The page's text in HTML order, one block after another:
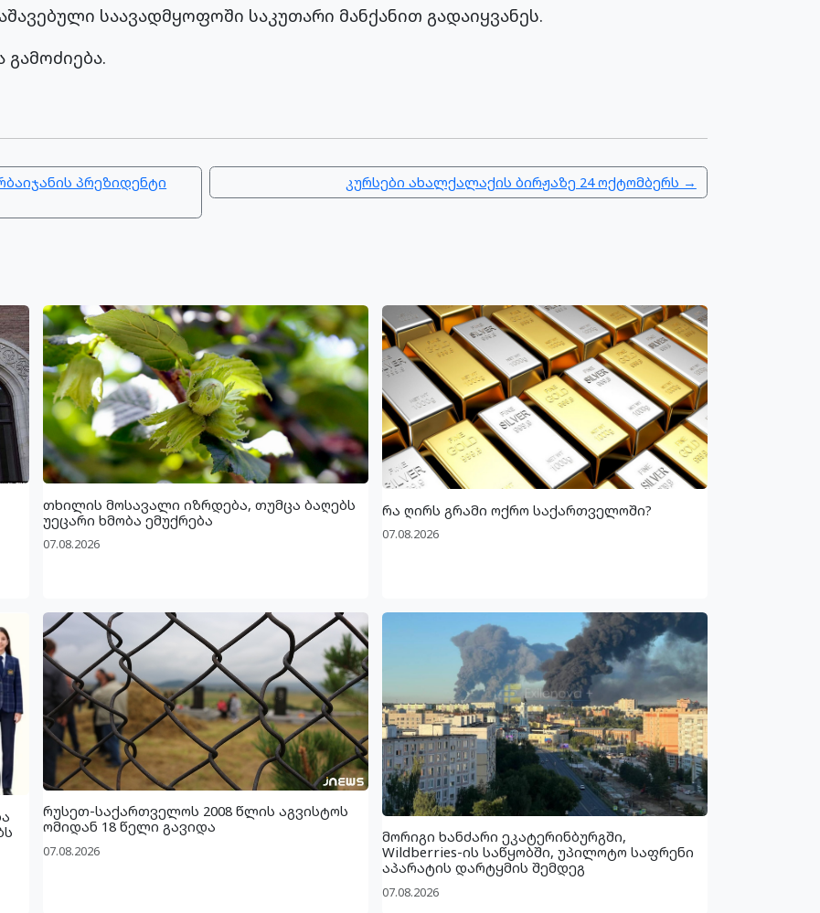
საავადმყოფოში საკუთარი მანქანით გადაიყვანეს.
პრეზიდენტი
კურსები ახალქალაქის ბირჟაზე 24 ოქტომბერს →
თხილის მოსავალი იზრდება, თუმცა ბაღებს
უეცარი ხმობა ემუქრება
07.08.2026
რა ღირს გრამი ოქრო საქართველოში?
07.08.2026
რუსეთ-საქართველოს 2008 წლის აგვისტოს
ომიდან 18 წელი გავიდა
07.08.2026
მორიგი ხანძარი ეკატერინბურგში,
Wildberries-ის საწყობში, უპილოტო საფრენი
აპარატის დარტყმის შემდეგ
07.08.2026